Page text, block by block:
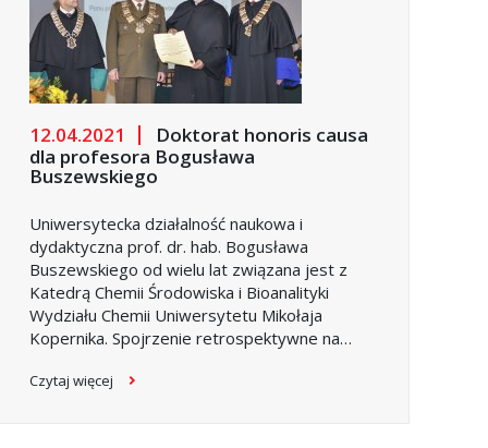
12.04.2021
Doktorat honoris causa
dla profesora Bogusława
Buszewskiego
Uniwersytecka działalność naukowa i
dydaktyczna prof. dr. hab. Bogusława
Buszewskiego od wielu lat związana jest z
Katedrą Chemii Środowiska i Bioanalityki
Wydziału Chemii Uniwersytetu Mikołaja
Kopernika. Spojrzenie retrospektywne na
Profesora pozwala przedstawić jedynie szkic
Czytaj więcej